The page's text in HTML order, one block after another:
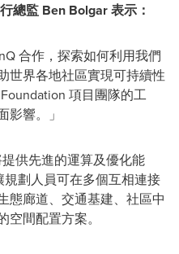
總監 Ben Bolgar 表示：
合作，探索如何利用我們
世界各地社區實現可持續性
項目團隊的工
響。」
供先進的運算及優化能
劃人員可在多個互相連接
態廊道、交通基建、社區中
間配置方案。